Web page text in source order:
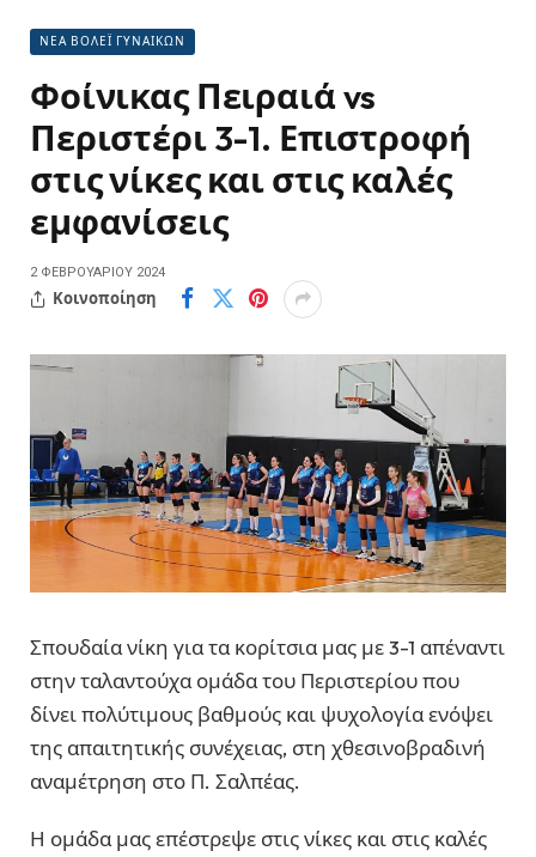
ΝΕΑ ΒΟΛΕΪ ΓΥΝΑΙΚΩΝ
Φοίνικας Πειραιά vs
Περιστέρι 3-1. Επιστροφή
στις νίκες και στις καλές
εμφανίσεις
2 ΦΕΒΡΟΥΑΡΊΟΥ 2024
Κοινοποίηση
Σπουδαία νίκη για τα κορίτσια μας με 3-1 απέναντι
στην ταλαντούχα ομάδα του Περιστερίου που
δίνει πολύτιμους βαθμούς και ψυχολογία ενόψει
της απαιτητικής συνέχειας, στη χθεσινοβραδινή
αναμέτρηση στο Π. Σαλπέας.
Η ομάδα μας επέστρεψε στις νίκες και στις καλές